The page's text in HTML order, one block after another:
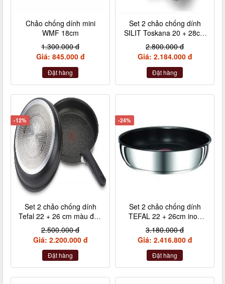
Chảo chống dính mini
WMF 18cm
1.300.000 đ
Giá: 845.000 đ
Đặt hàng
Set 2 chảo chống dính
SILIT Toskana 20 + 28cm
kèm xẻng
2.800.000 đ
Giá: 2.184.000 đ
Đặt hàng
-12%
Set 2 chảo chống dính
Tefal 22 + 26 cm màu đen
cán rời L65091
2.500.000 đ
Giá: 2.200.000 đ
Đặt hàng
-24%
Set 2 chảo chống dính
TEFAL 22 + 26cm inox
cán rời L94090
3.180.000 đ
Giá: 2.416.800 đ
Đặt hàng